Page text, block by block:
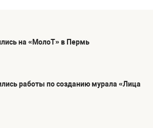
на «МолоТ» в Пермь
работы по созданию мурала «Лица